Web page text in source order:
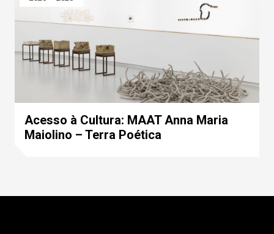
Acesso à Cultura: MAAT Anna Maria
Maiolino – Terra Poética